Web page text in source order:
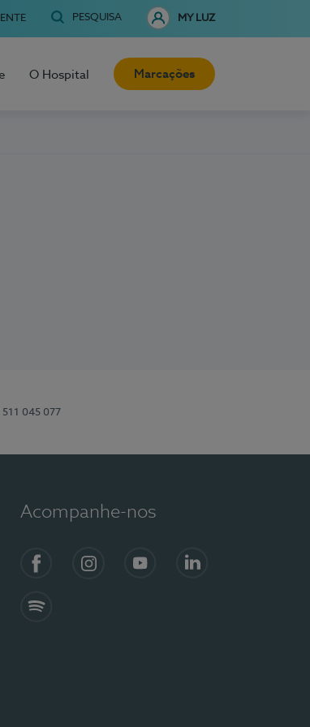
PESQUISA MY LUZ
O Hospital Marcações
511 045 077
Acompanhe-nos